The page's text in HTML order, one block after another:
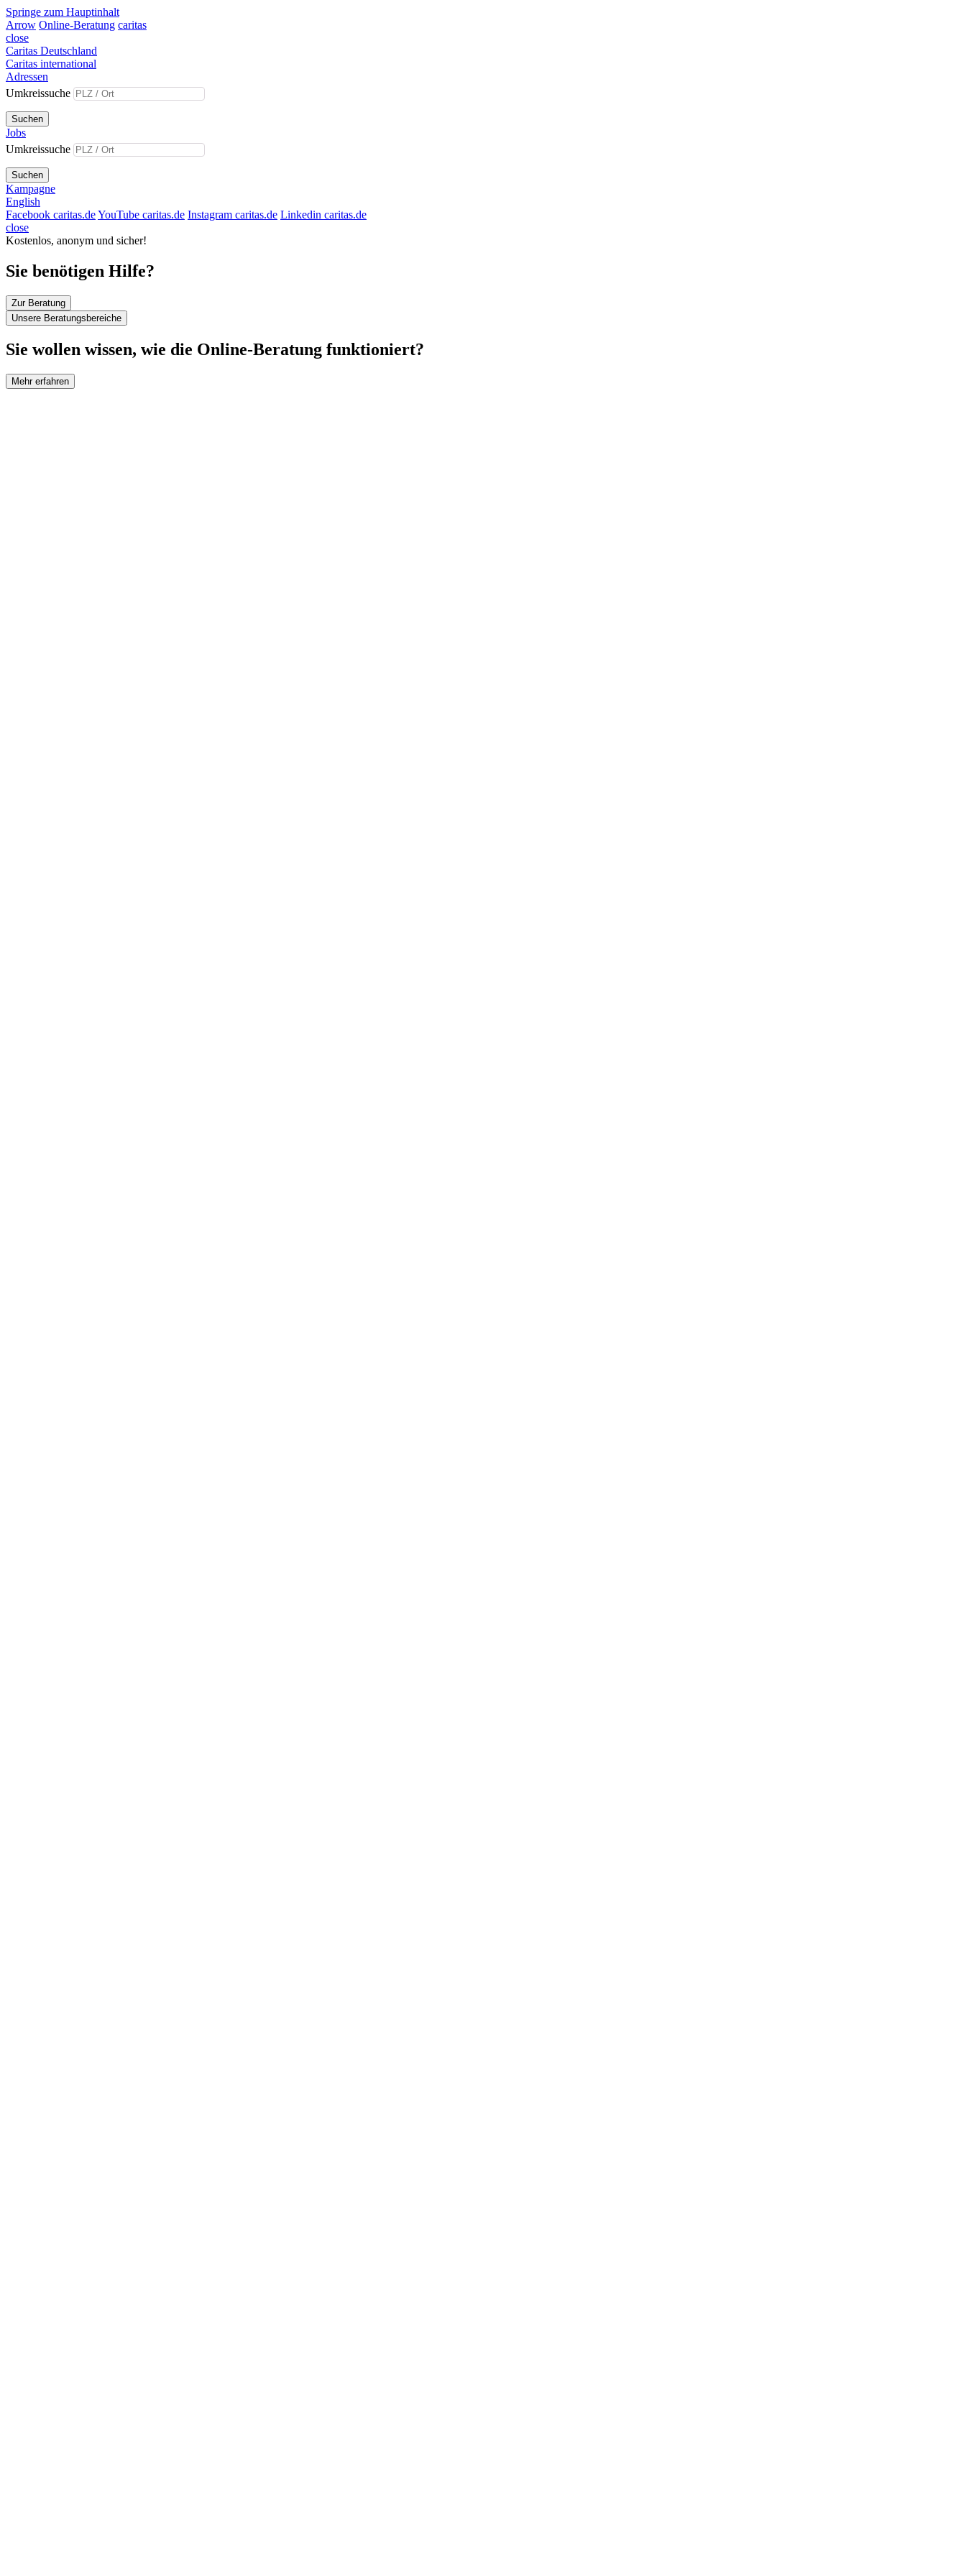
Springe zum Hauptinhalt
Arrow Online-Beratung caritas
close
Caritas Deutschland
Caritas international
Adressen
Umkreissuche
Suchen
Jobs
Umkreissuche
Suchen
Kampagne
English
Facebook caritas.deYouTube caritas.de Instagram caritas.de Linkedin caritas.de
close
Kostenlos, anonym und sicher!
Sie benötigen Hilfe?
Zur Beratung
Unsere Beratungsbereiche
Sie wollen wissen, wie die Online-Beratung funktioniert?
Mehr erfahren